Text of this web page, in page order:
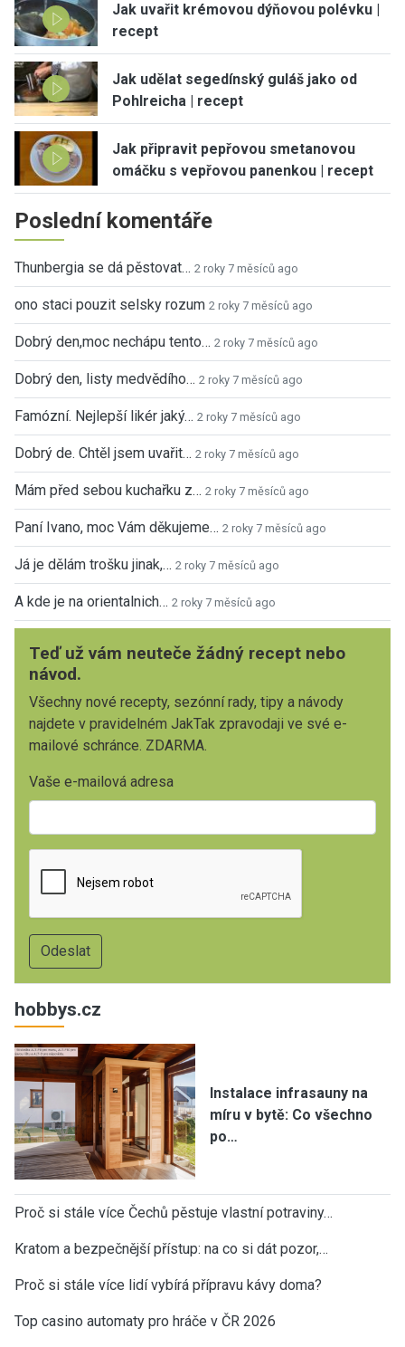
Jak uvařit krémovou dýňovou polévku |
recept
Jak udělat segedínský guláš jako od
Pohlreicha | recept
Jak připravit pepřovou smetanovou
omáčku s vepřovou panenkou | recept
Poslední komentáře
Thunbergia se dá pěstovat… 2 roky 7 měsíců ago
ono staci pouzit selsky rozum 2 roky 7 měsíců ago
Dobrý den,moc nechápu tento… 2 roky 7 měsíců ago
Dobrý den, listy medvědího… 2 roky 7 měsíců ago
Famózní. Nejlepší likér jaký… 2 roky 7 měsíců ago
Dobrý de. Chtěl jsem uvařit… 2 roky 7 měsíců ago
Mám před sebou kuchařku z… 2 roky 7 měsíců ago
Paní Ivano, moc Vám děkujeme… 2 roky 7 měsíců ago
Já je dělám trošku jinak,… 2 roky 7 měsíců ago
A kde je na orientalnich… 2 roky 7 měsíců ago
Teď už vám neuteče žádný recept nebo
návod.
Všechny nové recepty, sezónní rady, tipy a návody
najdete v pravidelném JakTak zpravodaji ve své e-
mailové schránce. ZDARMA.
Vaše e-mailová adresa
hobbys.cz
Instalace infrasauny na
míru v bytě: Co všechno
po…
Proč si stále více Čechů pěstuje vlastní potraviny…
Kratom a bezpečnější přístup: na co si dát pozor,…
Proč si stále více lidí vybírá přípravu kávy doma?
Top casino automaty pro hráče v ČR 2026